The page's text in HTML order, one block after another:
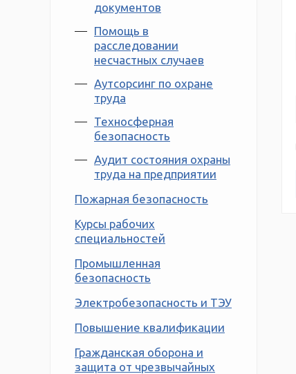
документов
Помощь в
расследовании
несчастных случаев
Аутсорсинг по охране
труда
Техносферная
безопасность
Аудит состояния охраны
труда на предприятии
Пожарная безопасность
Курсы рабочих
специальностей
Промышленная
безопасность
Электробезопасность и ТЭУ
Повышение квалификации
Гражданская оборона и
защита от чрезвычайных